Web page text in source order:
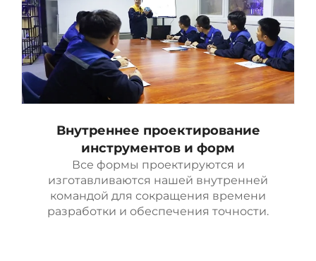
Внутреннее проектирование
инструментов и форм
Все формы проектируются и
изготавливаются нашей внутренней
командой для сокращения времени
разработки и обеспечения точности.